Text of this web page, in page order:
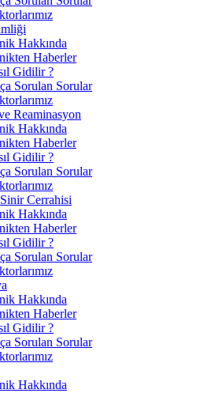
Hakkında
Haberler
Gidilir ?
Sorulan Sorular
Reaminasyon
Hakkında
Haberler
Gidilir ?
Sorulan Sorular
Cerrahisi
Hakkında
Haberler
Gidilir ?
Sorulan Sorular
Hakkında
Haberler
Gidilir ?
Sorulan Sorular
Hakkında